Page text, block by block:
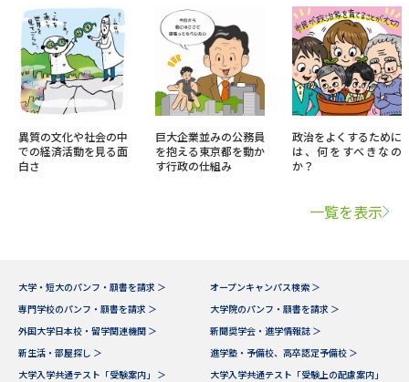
異質の文化や社会の中
での経済活動を見る面
白さ
巨大企業並みの公務員
を抱える東京都を動か
す行政の仕組み
政治をよくするために
は、何をすべきなの
か？
一覧を表示
大学・短大のパンフ・願書を請求 ＞
オープンキャンパス検索 ＞
専門学校のパンフ・願書を請求 ＞
大学院のパンフ・願書を請求 ＞
外国大学日本校・留学関連機関 ＞
新聞奨学会・進学情報誌 ＞
新生活・部屋探し ＞
進学塾・予備校、高卒認定予備校 ＞
大学入学共通テスト「受験案内」 ＞
大学入学共通テスト「受験上の配慮案内」